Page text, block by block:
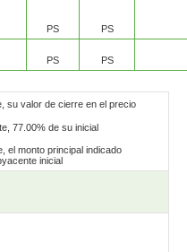
PS
PS
PS PS
su valor de cierre en el precio
77.00% de su inicial
el monto principal indicado
inicial